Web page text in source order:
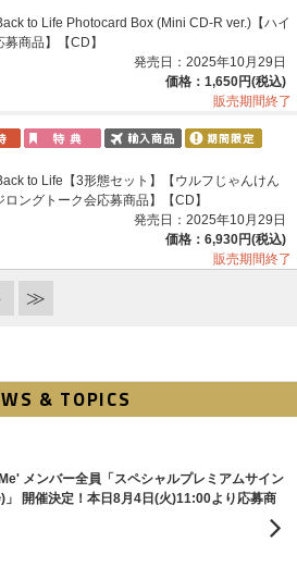
to Life Photocard Box (Mini CD-R ver.)【ハイ
商品】【CD】
発売日：2025年10月29日
価格：1,650円(税込)
販売期間終了
to Life【3形態セット】【ウルフじゃんけん
ロングトーク会応募商品】【CD】
発売日：2025年10月29日
価格：6,930円(税込)
販売期間終了
& TOPICS
メンバー全員「スペシャルプレミアムサイン
開催決定！本日8月4日(火)11:00より応募商